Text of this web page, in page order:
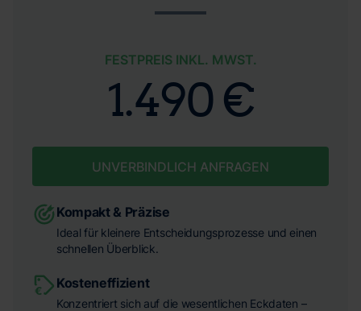
FESTPREIS INKL. MWST.
1.490 €
UNVERBINDLICH ANFRAGEN
Kompakt & Präzise
Ideal für kleinere Entscheidungsprozesse und einen
schnellen Überblick.
Kosteneffizient
Konzentriert sich auf die wesentlichen Eckdaten –